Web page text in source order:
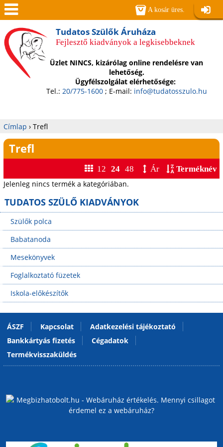
Jump to navigation
Tudatos Szülők Áruháza
Fejlesztő kiadványok a legkisebbeknek
Üzlet NINCS, kizárólag online rendelésre van
lehetőség.
Ügyfélszolgálat elérhetősége:
Tel.: 20/775-1600; E-mail: info@tudatosszulo.hu
Jelenlegi
hely
Címlap › Trefl
Trefl
12 24 48 Ár
Terméknév
Jelenleg nincs termék a kategóriában.
A kosár üres.
Men
ü
TUDATOS SZÜLŐ KIADVÁNYOK
Szülők polca
Babatanoda
Mesekönyvek
Foglalkoztató füzetek
Iskola-előkészítők
ÁSZF Kapcsolat
Adatkezelési tájékoztató
Bankkártyás fizetés
Cégadatok
Termékvisszaküldés